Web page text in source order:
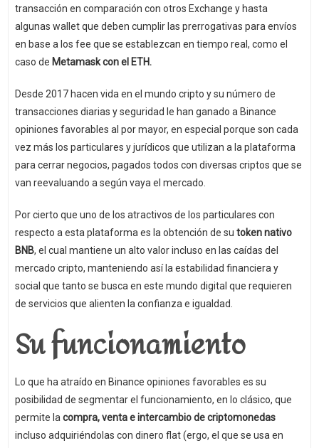
transacción en comparación con otros Exchange y hasta
algunas wallet que deben cumplir las prerrogativas para envíos
en base a los fee que se establezcan en tiempo real, como el
caso de Metamask con el ETH.
Desde 2017 hacen vida en el mundo cripto y su número de
transacciones diarias y seguridad le han ganado a Binance
opiniones favorables al por mayor, en especial porque son cada
vez más los particulares y jurídicos que utilizan a la plataforma
para cerrar negocios, pagados todos con diversas criptos que se
van reevaluando a según vaya el mercado.
Por cierto que uno de los atractivos de los particulares con
respecto a esta plataforma es la obtención de su token nativo
BNB, el cual mantiene un alto valor incluso en las caídas del
mercado cripto, manteniendo así la estabilidad financiera y
social que tanto se busca en este mundo digital que requieren
de servicios que alienten la confianza e igualdad.
Su funcionamiento
Lo que ha atraído en Binance opiniones favorables es su
posibilidad de segmentar el funcionamiento, en lo clásico, que
permite la compra, venta e intercambio de criptomonedas
incluso adquiriéndolas con dinero flat (ergo, el que se usa en